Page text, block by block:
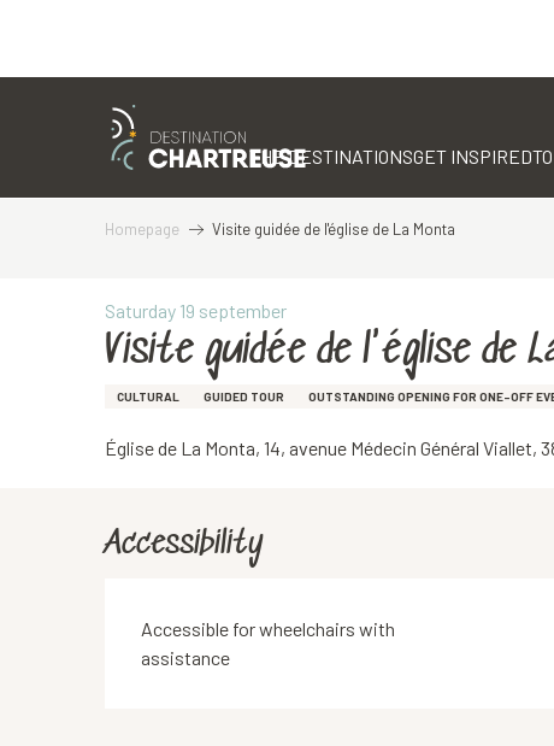
THE DESTINATIONSGET INSPIRED
Homepage Visite guidée de l'église de La Monta
Saturday 19 september
Visite guidée de l'église de
CULTURAL GUIDED TOUR OUTSTANDING OPENING FOR ONE-OFF
Église de La Monta, 14, avenue Médecin Général Viallet,
Accessibility
Accessible for wheelchairs with
assistance